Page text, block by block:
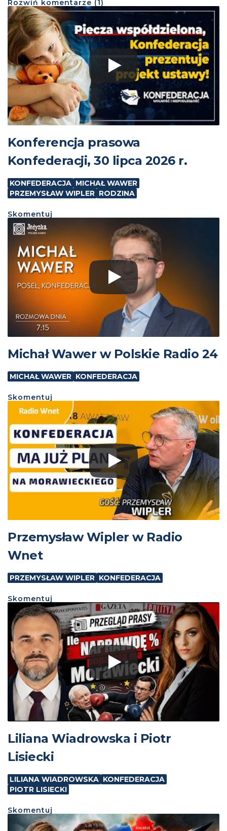
Rozwiń komentarze (1)
Konferencja prasowa
Konfederacji, 30 lipca 2026 r.
KONFEDERACJA MICHAŁ WAWER
PRZEMYSŁAW WIPLER RODZINA
Skomentuj
Michał Wawer w Polskie Radio 24
MICHAŁ WAWER KONFEDERACJA
Skomentuj
Przemysław Wipler w Radio
Wnet
PRZEMYSŁAW WIPLER KONFEDERACJA
Skomentuj
Liliana Wiadrowska i Piotr
Lisiecki
LILIANA WIADROWSKA KONFEDERACJA
PIOTR LISIECKI
Skomentuj